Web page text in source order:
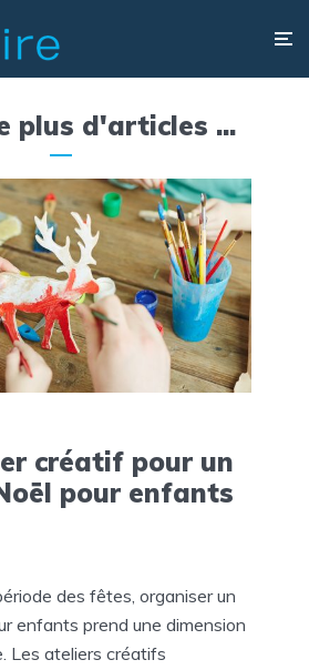
plus d'articles ...
créatif pour un
pour enfants
des fêtes, organiser un
enfants prend une dimension
Les ateliers créatifs